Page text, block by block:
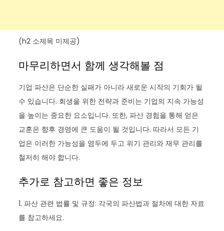
(h2 소제목 미제공)
마무리하면서 함께 생각해볼 점
기업 파산은 단순한 실패가 아니라 새로운 시작의 기회가 될
수 있습니다. 회생을 위한 전략과 준비는 기업의 지속 가능성
을 높이는 중요한 요소입니다. 또한, 파산 경험을 통해 얻은
교훈은 향후 경영에 큰 도움이 될 것입니다. 따라서 모든 기
업은 이러한 가능성을 염두에 두고 위기 관리와 재무 관리를
철저히 해야 합니다.
추가로 참고하면 좋은 정보
1. 파산 관련 법률 및 규정: 각국의 파산법과 절차에 대한 자료
를 참고하세요.